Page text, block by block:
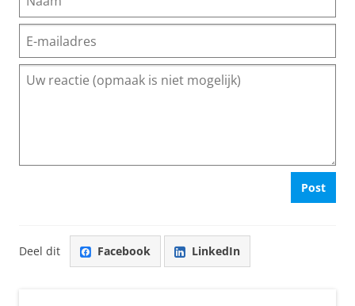
Post
Deel dit Facebook LinkedIn